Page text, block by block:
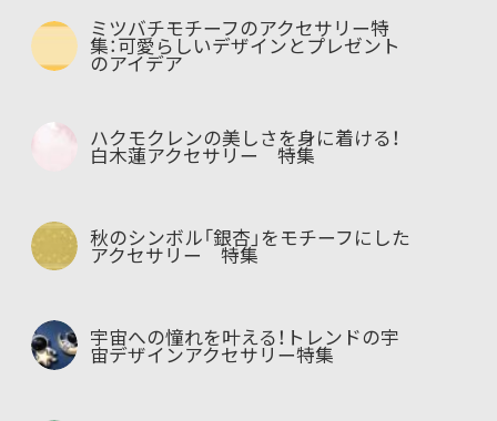
ミツバチモチーフのアクセサリー特
集：可愛らしいデザインとプレゼント
のアイデア
ハクモクレンの美しさを身に着ける！
白木蓮アクセサリー 特集
秋のシンボル「銀杏」をモチーフにした
アクセサリー 特集
宇宙への憧れを叶える！トレンドの宇
宙デザインアクセサリー特集